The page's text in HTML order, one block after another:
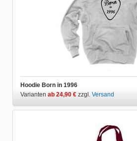
Hoodie Born in 1996
Varianten ab 24,90 € zzgl. Versand